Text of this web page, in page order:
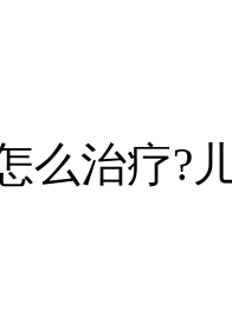
么治疗?